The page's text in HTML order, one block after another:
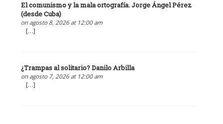
El comunismo y la mala ortografía. Jorge Ángel Pérez
(desde Cuba)
on agosto 8, 2026 at 12:00 am
[…]
¿Trampas al solitario? Danilo Arbilla
on agosto 7, 2026 at 12:00 am
[…]